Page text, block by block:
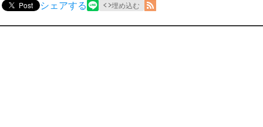
Post シェアする 埋め込む